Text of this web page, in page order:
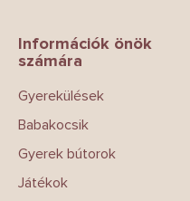
Információk önök
számára
Gyerekülések
Babakocsik
Gyerek bútorok
Játékok